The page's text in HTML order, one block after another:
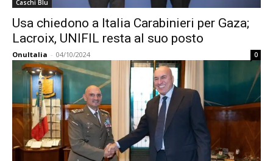
Caschi Blu
Usa chiedono a Italia Carabinieri per Gaza;
Lacroix, UNIFIL resta al suo posto
OnuItalia - 04/10/2024 0